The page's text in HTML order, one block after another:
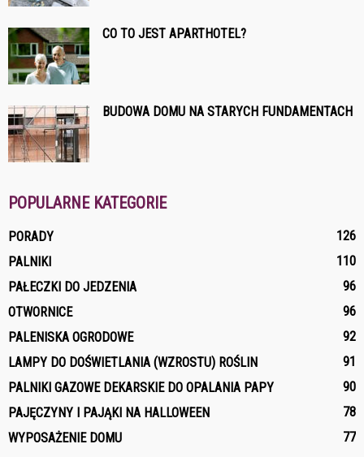
CO TO JEST APARTHOTEL?
BUDOWA DOMU NA STARYCH FUNDAMENTACH
POPULARNE KATEGORIE
PORADY
126
PALNIKI
110
PAŁECZKI DO JEDZENIA
96
OTWORNICE
96
PALENISKA OGRODOWE
92
LAMPY DO DOŚWIETLANIA (WZROSTU) ROŚLIN
91
PALNIKI GAZOWE DEKARSKIE DO OPALANIA PAPY
90
PAJĘCZYNY I PAJĄKI NA HALLOWEEN
78
WYPOSAŻENIE DOMU
77